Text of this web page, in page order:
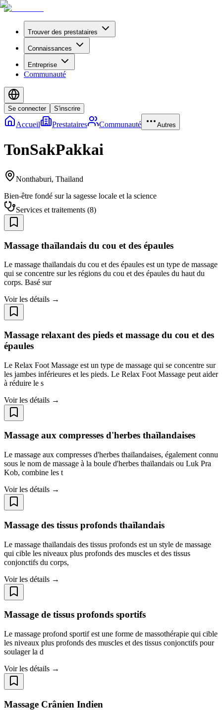
Trouver des prestataires
Connaissances
Entreprise
Communauté
Se connecter S'inscrire
Accueil Prestataires Communauté Autres
TonSakPakkai
Nonthaburi, Thailand
Bien-être fondé sur la sagesse locale et la science
Services et traitements (8)
Massage thaïlandais du cou et des épaules
Le massage thaïlandais du cou et des épaules est un type de massage
qui se concentre sur les régions du cou et des épaules du haut du
corps. Basé sur
Voir les détails →
Massage relaxant des pieds et massage du cou et des
épaules
Le Relax Foot Massage est un type de massage qui se concentre sur
les jambes inférieures et les pieds. Le Relax Foot Massage peut aider
à réduire le s
Voir les détails →
Massage aux compresses d'herbes thaïlandaises
Le massage aux compresses d'herbes thaïlandaises, également connu
sous le nom de massage à la boule d'herbes thaïlandais ou Luk Pra
Kob, combine les t
Voir les détails →
Massage des tissus profonds thaïlandais
Le massage thaïlandais des tissus profonds est un style de massage
qui cible les niveaux plus profonds des muscles et des tissus
conjonctifs du corps,
Voir les détails →
Massage de tissus profonds sportifs
Le massage profond sportif est une forme de massothérapie qui cible
les niveaux plus profonds des muscles et des tissus conjonctifs pour
soulager la d
Voir les détails →
Massage Crânien Indien